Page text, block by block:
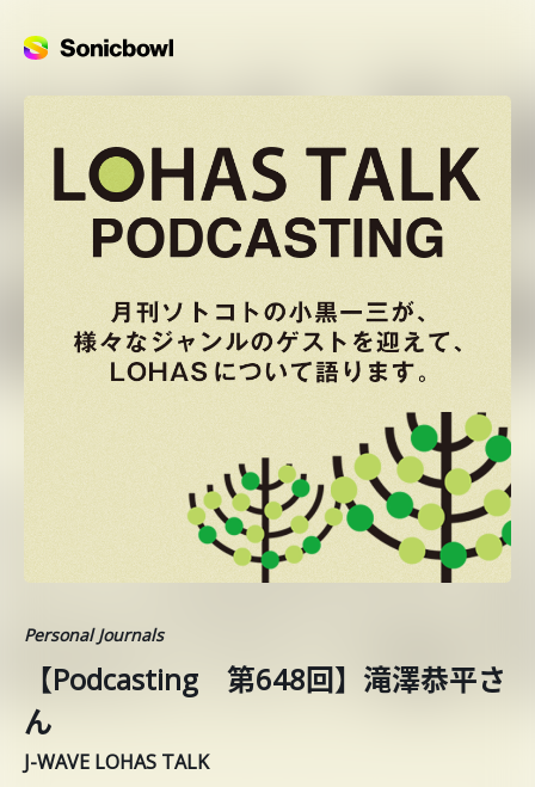
Personal Journals
【Podcasting 第648回】滝澤恭平さ
ん
J-WAVE LOHAS TALK